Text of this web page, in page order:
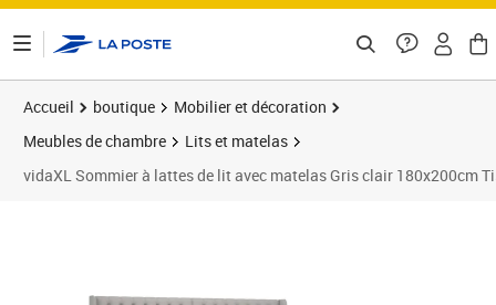
Accueil boutique
Mobilier et décoration
Meubles de chambre
Lits et matelas
vidaXL Sommier à lattes de lit avec matelas Gris clair 180x200cm